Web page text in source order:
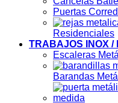
Puertas
Residenciales
TRABAJOS INOX /
Escaleras
Barandas